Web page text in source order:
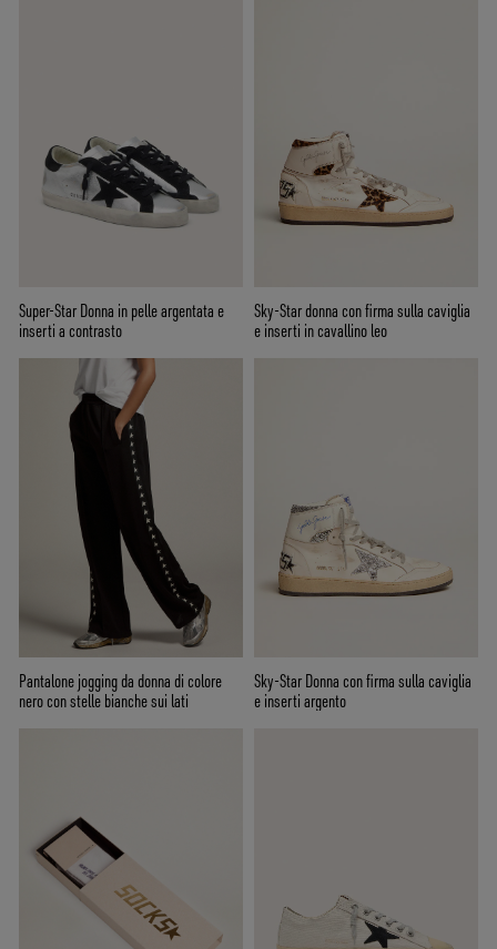
Super-Star Donna in pelle argentata e
inserti a contrasto
Sky-Star donna con firma sulla caviglia
e inserti in cavallino leo
Pantalone jogging da donna di colore
nero con stelle bianche sui lati
Sky-Star Donna con firma sulla caviglia
e inserti argento